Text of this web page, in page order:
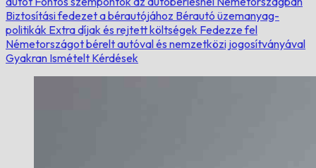
Biztosítási fedezet a bérautójához Bérautó üzemanyag-
politikák Extra díjak és rejtett költségek Fedezze fel
Németországot bérelt autóval és nemzetközi jogosítványával
Gyakran Ismételt Kérdések